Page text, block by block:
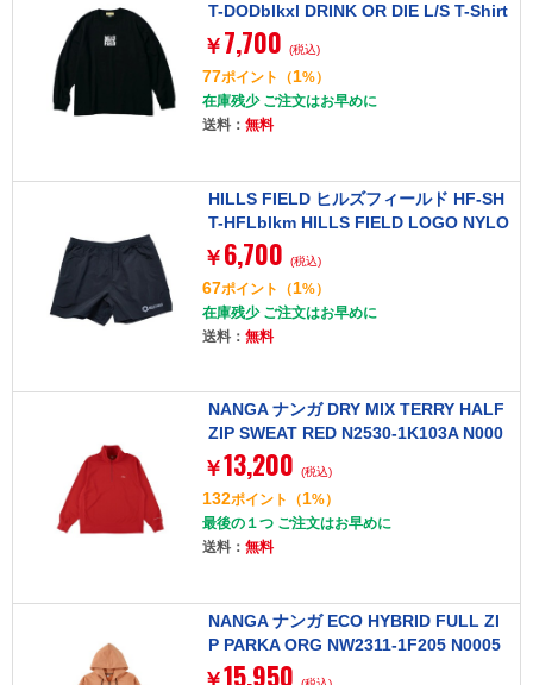
T-DODblkxl DRINK OR DIE L/S T-Shirt
ロングTシャツ ブラック:XL
￥ 7,700 (税込)
77ポイント （1%）
在庫残少 ご注文はお早めに
送料： 無料
HILLS FIELD ヒルズフィールド HF-SH
T-HFLblkm HILLS FIELD LOGO NYLO
N SHORT PANTS ロゴナイロンショー
トパンツ ブラック M
￥ 6,700 (税込)
67ポイント （1%）
在庫残少 ご注文はお早めに
送料： 無料
NANGA ナンガ DRY MIX TERRY HALF
ZIP SWEAT RED N2530-1K103A N000
6132 Mサイズ
￥13,200 (税込)
132ポイント （1%）
最後の１つ ご注文はお早めに
送料： 無料
NANGA ナンガ ECO HYBRID FULL ZI
P PARKA ORG NW2311-1F205 N0005
718 Mサイズ
￥15,950